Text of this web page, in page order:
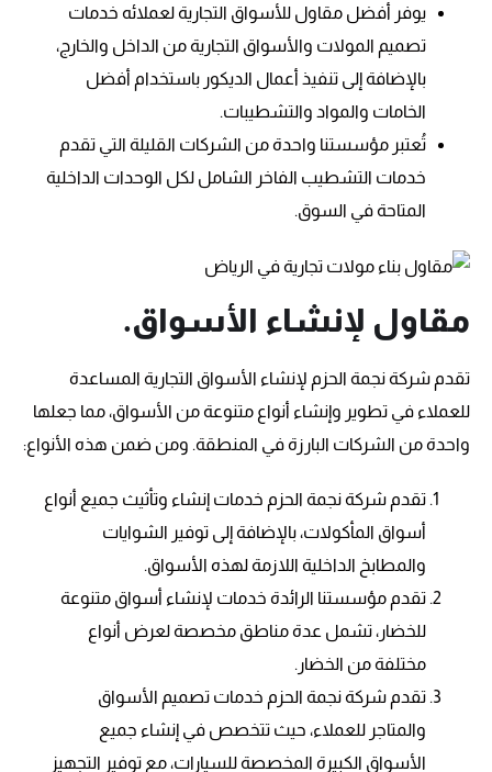
يوفر أفضل مقاول للأسواق التجارية لعملائه خدمات
تصميم المولات والأسواق التجارية من الداخل والخارج،
بالإضافة إلى تنفيذ أعمال الديكور باستخدام أفضل
الخامات والمواد والتشطيبات.
تُعتبر مؤسستنا واحدة من الشركات القليلة التي تقدم
خدمات التشطيب الفاخر الشامل لكل الوحدات الداخلية
المتاحة في السوق.
مقاول لإنشاء الأسواق.
تقدم شركة نجمة الحزم لإنشاء الأسواق التجارية المساعدة
للعملاء في تطوير وإنشاء أنواع متنوعة من الأسواق، مما جعلها
واحدة من الشركات البارزة في المنطقة. ومن ضمن هذه الأنواع:
تقدم شركة نجمة الحزم خدمات إنشاء وتأثيث جميع أنواع
أسواق المأكولات، بالإضافة إلى توفير الشوايات
والمطابخ الداخلية اللازمة لهذه الأسواق.
تقدم مؤسستنا الرائدة خدمات لإنشاء أسواق متنوعة
للخضار، تشمل عدة مناطق مخصصة لعرض أنواع
مختلفة من الخضار.
تقدم شركة نجمة الحزم خدمات تصميم الأسواق
والمتاجر للعملاء، حيث تتخصص في إنشاء جميع
الأسواق الكبيرة المخصصة للسيارات، مع توفير التجهيز